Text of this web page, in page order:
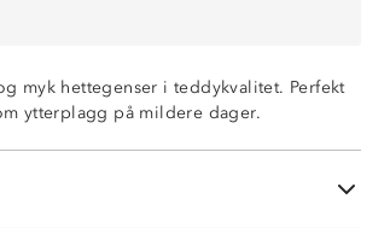
myk hettegenser i teddykvalitet. Perfekt
ytterplagg på mildere dager.